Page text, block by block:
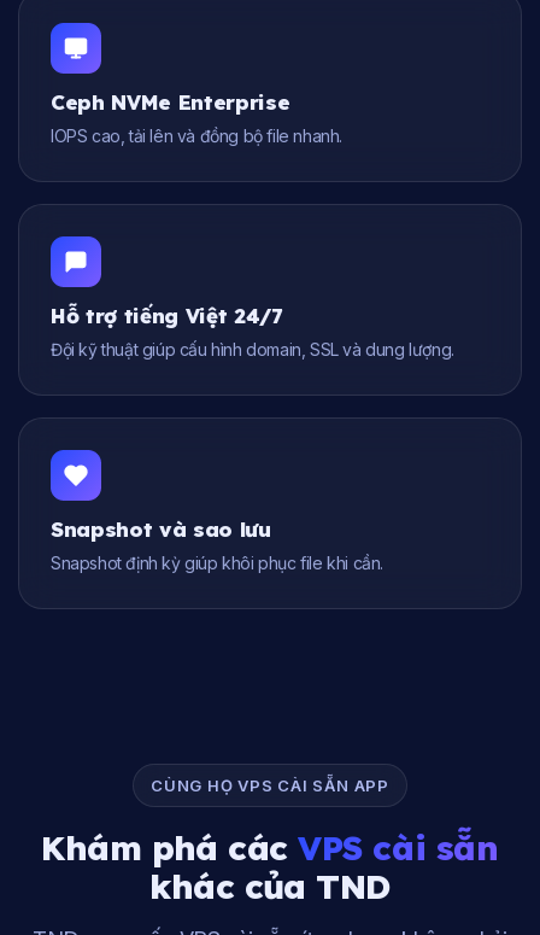
Ceph NVMe Enterprise
IOPS cao, tải lên và đồng bộ file nhanh.
Hỗ trợ tiếng Việt 24/7
Đội kỹ thuật giúp cấu hình domain, SSL và dung lượng.
Snapshot và sao lưu
Snapshot định kỳ giúp khôi phục file khi cần.
CÙNG HỌ VPS CÀI SẴN APP
Khám phá cácVPS cài sẵn
khác của TND